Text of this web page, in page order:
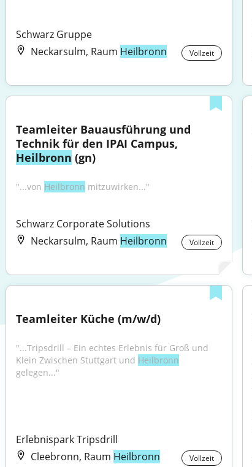
Schwarz Gruppe
Neckarsulm, Raum Heilbronn Vollzeit
Teamleiter Bauausführung und
Heilbronn (gn)
"...von Heilbronn mitzuwirken..."
Schwarz Corporate Solutions
Neckarsulm, Raum Heilbronn Vollzeit
Teamleiter Küche (m/w/d)
"...Tripsdrill – Ein echtes Erlebnis für Groß und
Klein Zwischen Stuttgart und Heilbronn
gelegen..."
Erlebnispark Tripsdrill
Cleebronn, Raum Heilbronn Vollzeit